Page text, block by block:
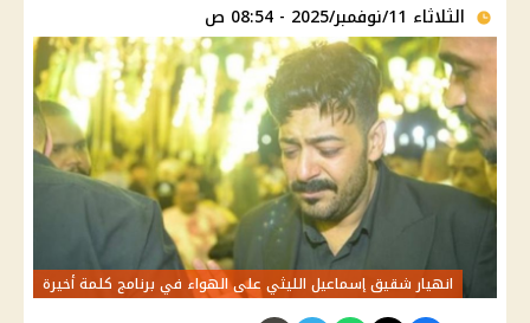
الثلاثاء 11/نوفمبر/2025 - 08:54 ص
انهيار شقيق إسماعيل الليثي على الهواء في برنامج كلمة أخيرة